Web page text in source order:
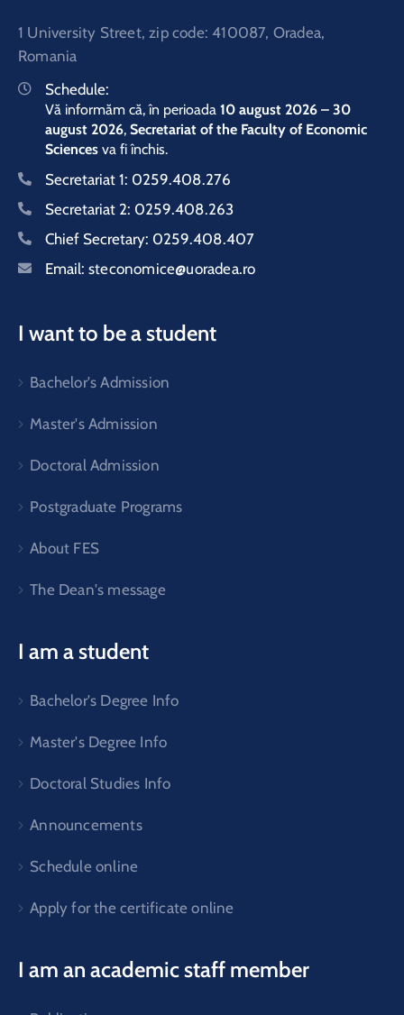
1 University Street, zip code: 410087, Oradea,
Romania
Schedule:
Vă informăm că, în perioada 10 august 2026 – 30
august 2026, Secretariat of the Faculty of Economic
Sciences va fi închis.
Secretariat 1: 0259.408.276
Secretariat 2: 0259.408.263
Chief Secretary: 0259.408.407
Email: steconomice@uoradea.ro
I want to be a student
Bachelor's Admission
Master's Admission
Doctoral Admission
Postgraduate Programs
About FES
The Dean's message
I am a student
Bachelor's Degree Info
Master's Degree Info
Doctoral Studies Info
Announcements
Schedule online
Apply for the certificate online
I am an academic staff member